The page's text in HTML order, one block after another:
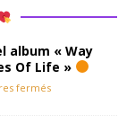
album « Way
Of Life »
fermés